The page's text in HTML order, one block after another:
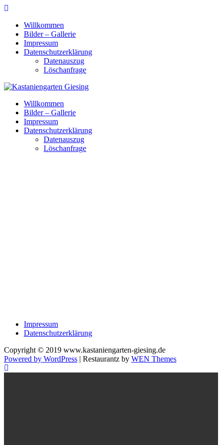
Skip
contentWillkommen
Bilder – Gallerie
Impressum
Datenschutzerklärung
Datenauszug
Löschanfrage
Willkommen
Bilder – Gallerie
Impressum
Datenschutzerklärung
Datenauszug
Löschanfrage
Impressum
Datenschutzerklärung
Copyright © 2019 www.kastaniengarten-giesing.de
Powered by WordPress | Restaurantz by WEN Themes